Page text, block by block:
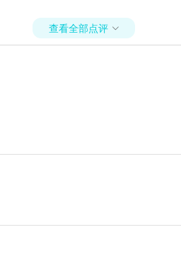
查看全部点评 